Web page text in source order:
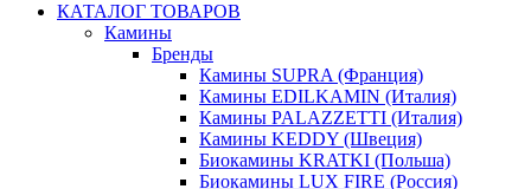
КАТАЛОГ ТОВАРОВ
Камины
Бренды
Камины SUPRA (Франция)
Камины EDILKAMIN (Италия)
Камины PALAZZETTI (Италия)
Камины KEDDY (Швеция)
Биокамины KRATKI (Польша)
Биокамины LUX FIRE (Россия)